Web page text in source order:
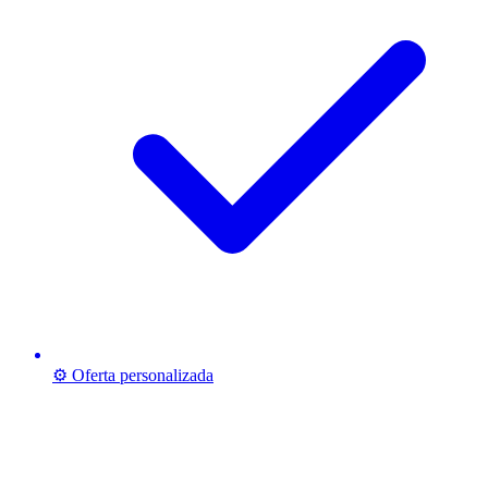
⚙️ Oferta personalizada